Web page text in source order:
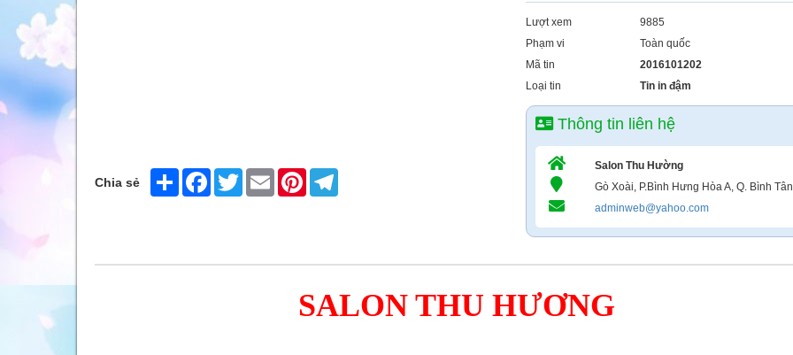
Chia sẻ Share FacebookTwitter Email Pinterest
Lượt xem
9885
Phạm vi
Toàn quốc
Mã tin
2016101202
Loại tin
Tin in đậm
Thông tin liên hệ
Salon Thu Hường
Gò Xoài, P.Bình Hưng Hòa A, Q. Bình Tân
adminweb@yahoo.com
SALON THU HƯƠNG